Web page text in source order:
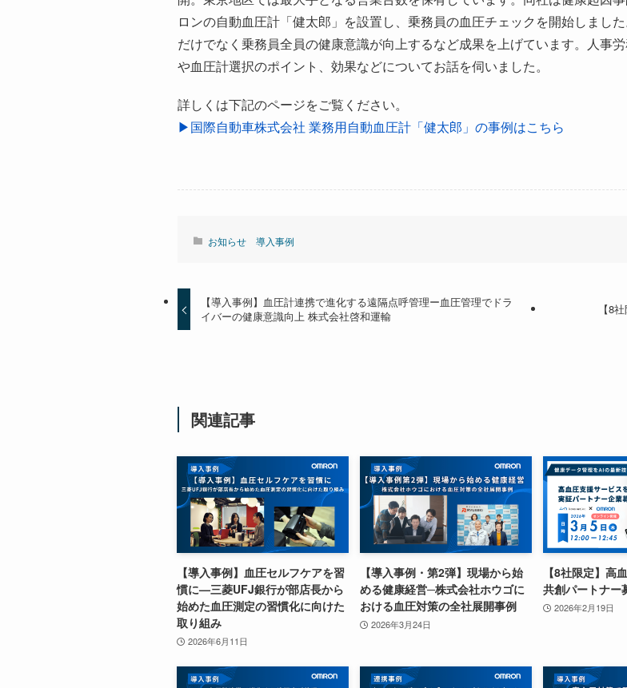
ロンの自動血圧計「健太郎」を設置し、乗務員の血圧チェックを開始しまし
だけでなく乗務員全員の健康意識が向上するなど成果を上げています。人事
や血圧計選択のポイント、効果などについてお話を伺いました。
詳しくは下記のページをご覧ください。
▶︎国際自動車株式会社 業務用自動血圧計「健太郎」の事例はこちら
お知らせ 導入事例
【導入事例】血圧計連携で進化する遠隔点呼管理ー血圧管理でドラ
イバーの健康意識向上 株式会社啓和運輸
【8
関連記事
【導入事例】血圧セルフケアを習
慣に—三菱UFJ銀行が部店長から
始めた血圧測定の習慣化に向けた
取り組み
2026年6月11日
【導入事例・第2弾】現場から始
める健康経営─株式会社ホウゴに
おける血圧対策の全社展開事例
2026年3月24日
【8社限定】高
共創パートナー
2026年2月19日